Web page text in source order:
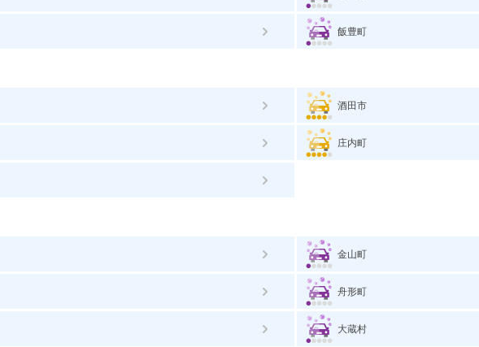
飯豊町
酒田市
庄内町
金山町
舟形町
大蔵村